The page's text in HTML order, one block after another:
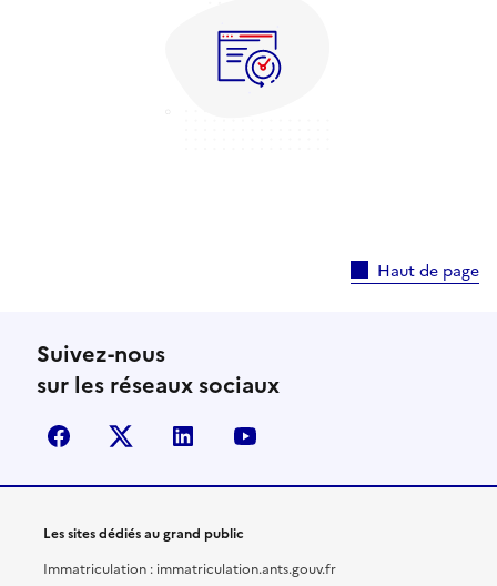
Haut de page
Suivez-nous
sur les réseaux sociaux
facebook X (anciennement Twitter)
linkedin
Les sites dédiés au grand public
Immatriculation : immatriculation.ants.gouv.fr